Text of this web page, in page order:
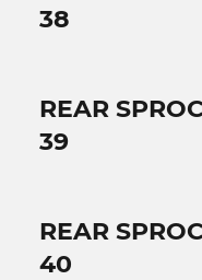
38
REAR
39
REAR
40